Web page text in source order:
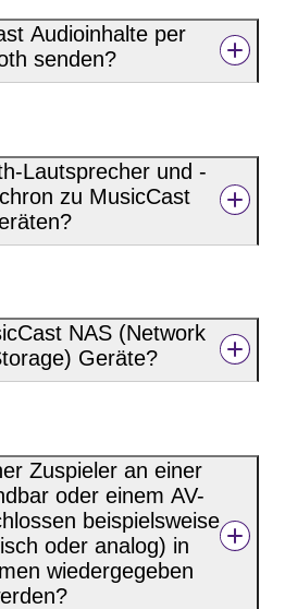
Audioinhalte per
senden?
Lautsprecher und -
zu MusicCast
NAS (Network
Geräte?
Zuspieler an einer
oder einem AV-
beispielsweise
oder analog) in
wiedergegeben